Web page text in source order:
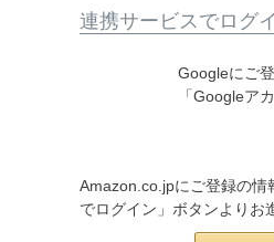
連携サービスでログ
Googleにご
「Googleア
Amazon.co.jpにご登録の情
でログイン」ボタンよりお